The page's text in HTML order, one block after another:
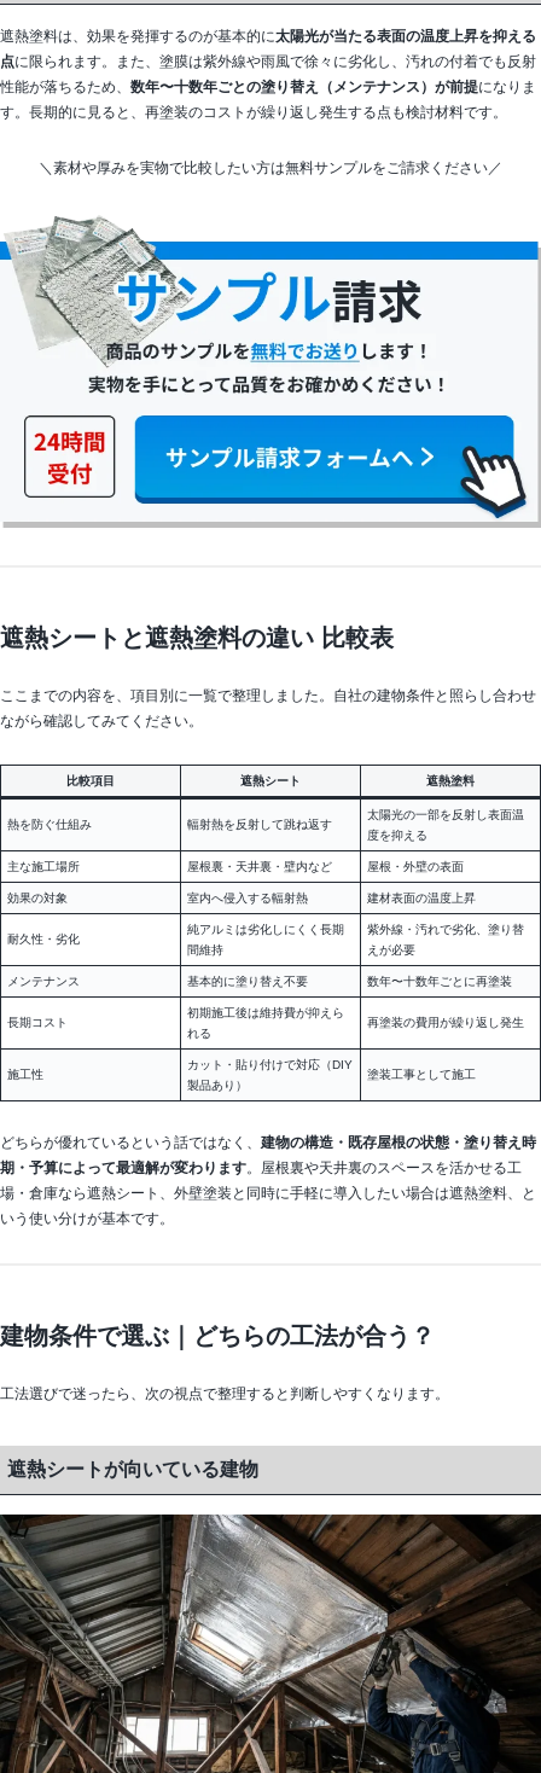
遮熱塗料は、効果を発揮するのが基本的に太陽光が当たる表面の温度上昇を抑える
点に限られます。また、塗膜は紫外線や雨風で徐々に劣化し、汚れの付着でも反射
性能が落ちるため、 数年〜十数年ごとの塗り替え（メンテナンス）が前提になりま
す。長期的に見ると、再塗装のコストが繰り返し発生する点も検討材料です。
＼素材や厚みを実物で比較したい方は無料サンプルをご請求ください／
遮熱シートと遮熱塗料の違い 比較表
ここまでの内容を、項目別に一覧で整理しました。自社の建物条件と照らし合わせ
ながら確認してみてください。
比較項目 遮熱シート 遮熱塗料
熱を防ぐ仕組み 輻射熱を反射して跳ね返す
太陽光の一部を反射し表面温
度を抑える
主な施工場所 屋根裏・天井裏・壁内など 屋根・外壁の表面
効果の対象 室内へ侵入する輻射熱 建材表面の温度上昇
耐久性・劣化
純アルミは劣化しにくく長期
間維持
紫外線・汚れで劣化、塗り替
えが必要
メンテナンス 基本的に塗り替え不要 数年〜十数年ごとに再塗装
長期コスト
初期施工後は維持費が抑えら
れる
再塗装の費用が繰り返し発生
施工性
カット・貼り付けで対応（DIY
製品あり）
塗装工事として施工
どちらが優れているという話ではなく、 建物の構造・既存屋根の状態・塗り替え時
期・予算によって最適解が変わります。屋根裏や天井裏のスペースを活かせる工
場・倉庫なら遮熱シート、外壁塗装と同時に手軽に導入したい場合は遮熱塗料、と
いう使い分けが基本です。
建物条件で選ぶ｜どちらの工法が合う？
工法選びで迷ったら、次の視点で整理すると判断しやすくなります。
遮熱シートが向いている建物